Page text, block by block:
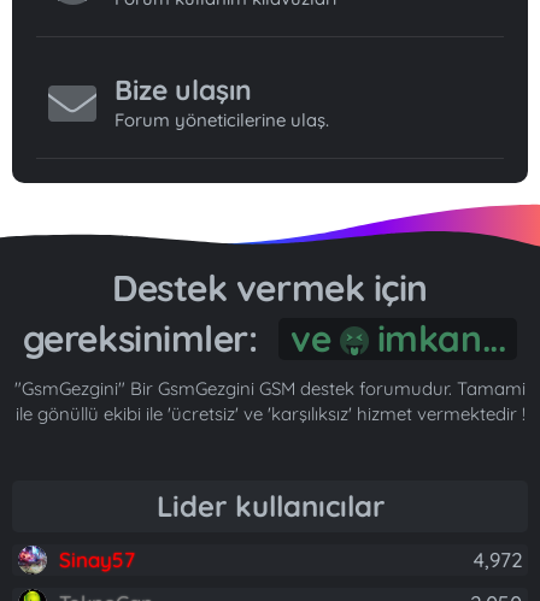
Bize ulaşın
Forum yöneticilerine ulaş.
Destek vermek için
gereksinimler:
ve imkan...
"GsmGezgini" Bir GsmGezgini GSM destek forumudur. Tamami
ile gönüllü ekibi ile 'ücretsiz' ve 'karşılıksız' hizmet vermektedir !
Lider kullanıcılar
Sinay57
4,972